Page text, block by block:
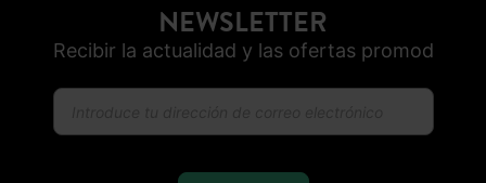
NEWSLETTER
Recibir la actualidad y las ofertas promod